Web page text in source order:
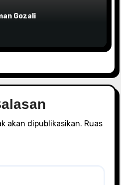
Gozali
akan dipublikasikan. Ruas